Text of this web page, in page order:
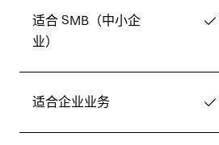
适合 SMB（中小企
业）
✓
适合企业业务 ✓